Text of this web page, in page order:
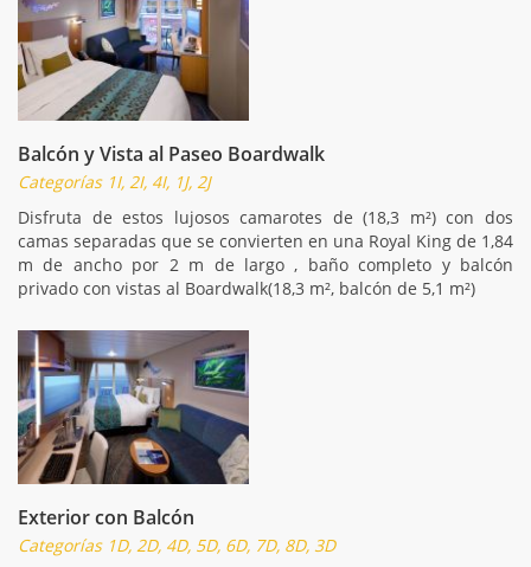
Balcón y Vista al Paseo Boardwalk
Categorías 1I, 2I, 4I, 1J, 2J
Disfruta de estos lujosos camarotes de (18,3 m²) con dos
camas separadas que se convierten en una Royal King de 1,84
m de ancho por 2 m de largo , baño completo y balcón
privado con vistas al Boardwalk(18,3 m², balcón de 5,1 m²)
Exterior con Balcón
Categorías 1D, 2D, 4D, 5D, 6D, 7D, 8D, 3D